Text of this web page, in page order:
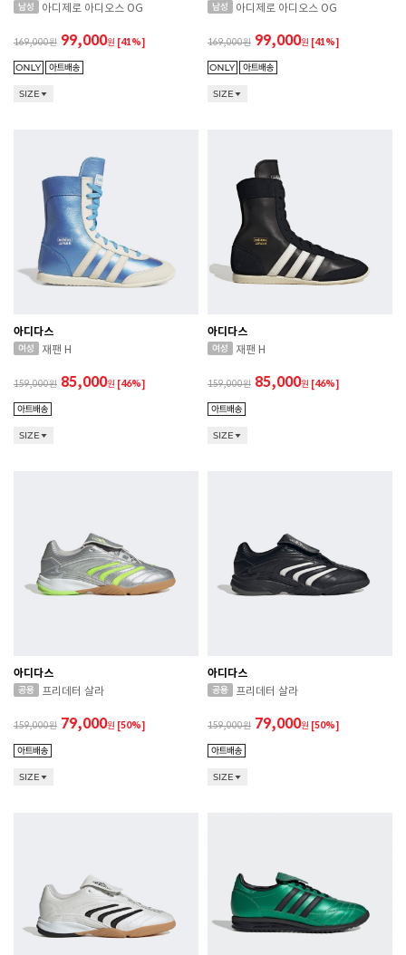
아디제로 아디오스 OG
169,000 99,000원 [41%]
SIZE
아디제로 아디오스 OG
169,000 99,000원 [41%]
SIZE
아디다스
재팬 H
159,000 85,000원 [46%]
SIZE
아디다스
재팬 H
159,000 85,000원 [46%]
SIZE
아디다스
프리데터 살라
159,000 79,000원 [50%]
SIZE
아디다스
프리데터 살라
159,000 79,000원 [50%]
SIZE